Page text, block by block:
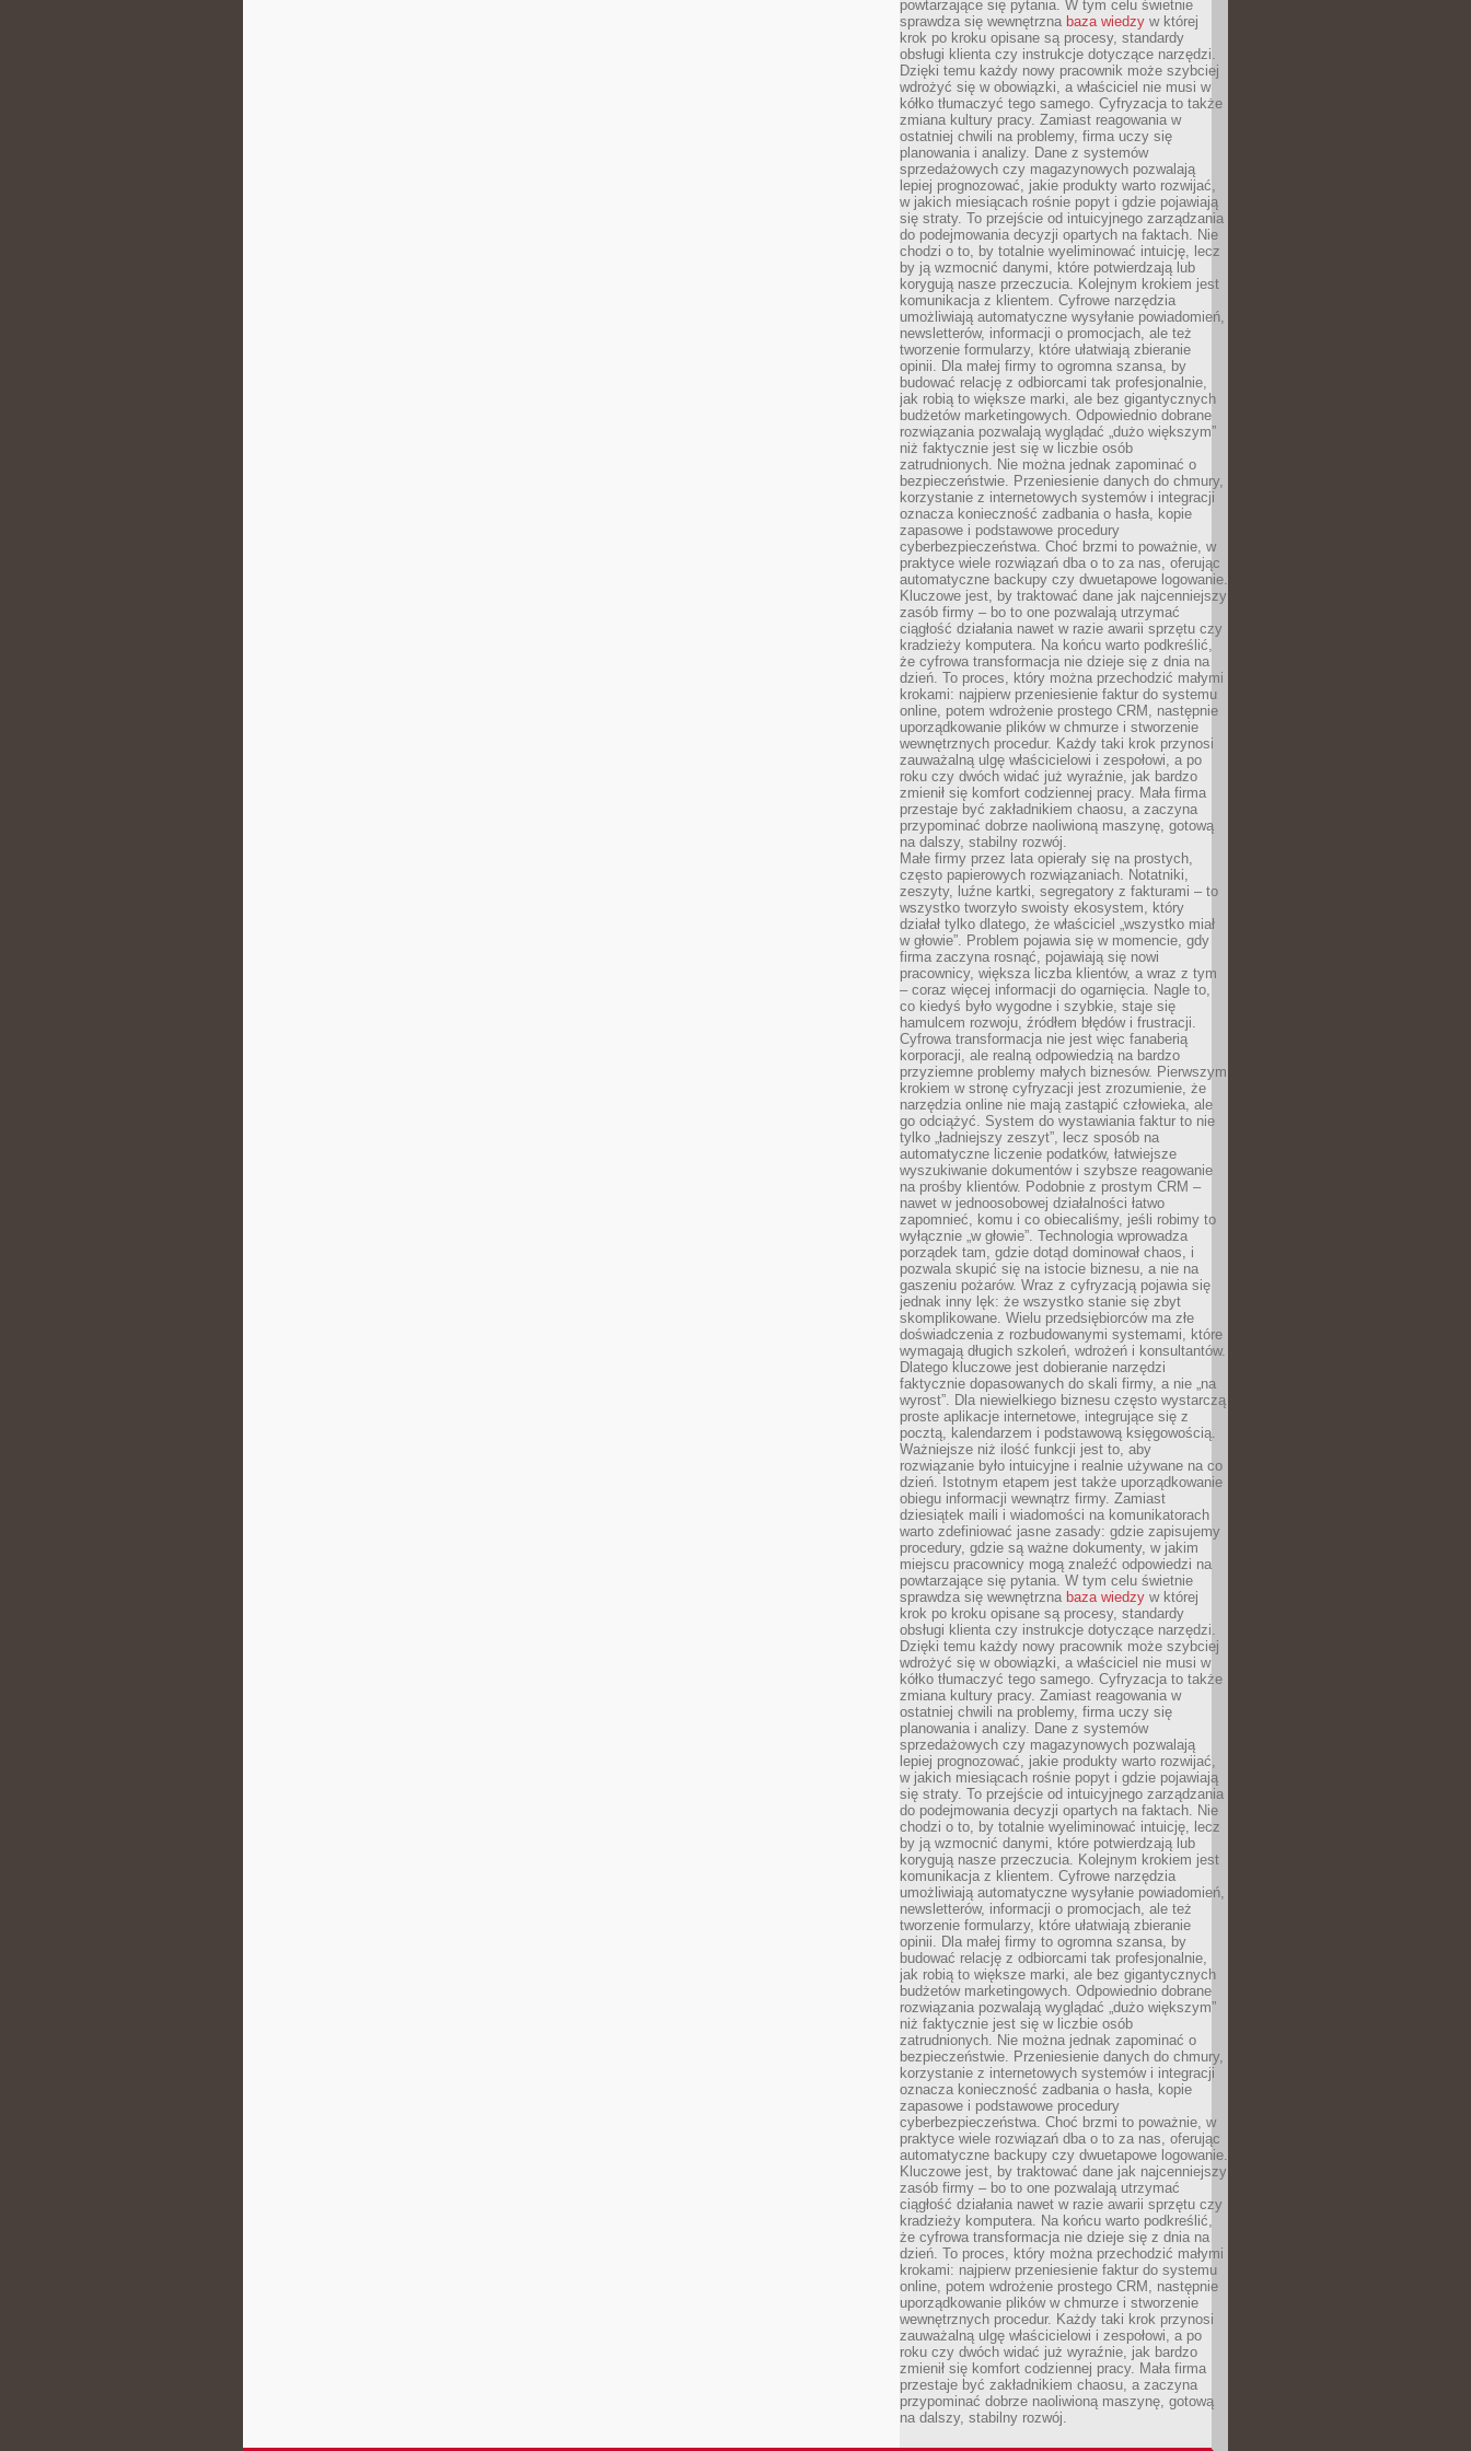
powtarzające się pytania. W tym celu świetnie
sprawdza się wewnętrzna baza wiedzy w której
krok po kroku opisane są procesy, standardy
obsługi klienta czy instrukcje dotyczące narzędzi.
Dzięki temu każdy nowy pracownik może szybciej
wdrożyć się w obowiązki, a właściciel nie musi w
kółko tłumaczyć tego samego. Cyfryzacja to także
zmiana kultury pracy. Zamiast reagowania w
ostatniej chwili na problemy, firma uczy się
planowania i analizy. Dane z systemów
sprzedażowych czy magazynowych pozwalają
lepiej prognozować, jakie produkty warto rozwijać,
w jakich miesiącach rośnie popyt i gdzie pojawiają
się straty. To przejście od intuicyjnego zarządzania
do podejmowania decyzji opartych na faktach. Nie
chodzi o to, by totalnie wyeliminować intuicję, lecz
by ją wzmocnić danymi, które potwierdzają lub
korygują nasze przeczucia. Kolejnym krokiem jest
komunikacja z klientem. Cyfrowe narzędzia
umożliwiają automatyczne wysyłanie powiadomień,
newsletterów, informacji o promocjach, ale też
tworzenie formularzy, które ułatwiają zbieranie
opinii. Dla małej firmy to ogromna szansa, by
budować relację z odbiorcami tak profesjonalnie,
jak robią to większe marki, ale bez gigantycznych
budżetów marketingowych. Odpowiednio dobrane
rozwiązania pozwalają wyglądać „dużo większym”
niż faktycznie jest się w liczbie osób
zatrudnionych. Nie można jednak zapominać o
bezpieczeństwie. Przeniesienie danych do chmury,
korzystanie z internetowych systemów i integracji
oznacza konieczność zadbania o hasła, kopie
zapasowe i podstawowe procedury
cyberbezpieczeństwa. Choć brzmi to poważnie, w
praktyce wiele rozwiązań dba o to za nas, oferując
automatyczne backupy czy dwuetapowe logowanie.
Kluczowe jest, by traktować dane jak najcenniejszy
zasób firmy – bo to one pozwalają utrzymać
ciągłość działania nawet w razie awarii sprzętu czy
kradzieży komputera. Na końcu warto podkreślić,
że cyfrowa transformacja nie dzieje się z dnia na
dzień. To proces, który można przechodzić małymi
krokami: najpierw przeniesienie faktur do systemu
online, potem wdrożenie prostego CRM, następnie
uporządkowanie plików w chmurze i stworzenie
wewnętrznych procedur. Każdy taki krok przynosi
zauważalną ulgę właścicielowi i zespołowi, a po
roku czy dwóch widać już wyraźnie, jak bardzo
zmienił się komfort codziennej pracy. Mała firma
przestaje być zakładnikiem chaosu, a zaczyna
przypominać dobrze naoliwioną maszynę, gotową
na dalszy, stabilny rozwój.
Małe firmy przez lata opierały się na prostych,
często papierowych rozwiązaniach. Notatniki,
zeszyty, luźne kartki, segregatory z fakturami – to
wszystko tworzyło swoisty ekosystem, który
działał tylko dlatego, że właściciel „wszystko miał
w głowie”. Problem pojawia się w momencie, gdy
firma zaczyna rosnąć, pojawiają się nowi
pracownicy, większa liczba klientów, a wraz z tym
– coraz więcej informacji do ogarnięcia. Nagle to,
co kiedyś było wygodne i szybkie, staje się
hamulcem rozwoju, źródłem błędów i frustracji.
Cyfrowa transformacja nie jest więc fanaberią
korporacji, ale realną odpowiedzią na bardzo
przyziemne problemy małych biznesów. Pierwszym
krokiem w stronę cyfryzacji jest zrozumienie, że
narzędzia online nie mają zastąpić człowieka, ale
go odciążyć. System do wystawiania faktur to nie
tylko „ładniejszy zeszyt”, lecz sposób na
automatyczne liczenie podatków, łatwiejsze
wyszukiwanie dokumentów i szybsze reagowanie
na prośby klientów. Podobnie z prostym CRM –
nawet w jednoosobowej działalności łatwo
zapomnieć, komu i co obiecaliśmy, jeśli robimy to
wyłącznie „w głowie”. Technologia wprowadza
porządek tam, gdzie dotąd dominował chaos, i
pozwala skupić się na istocie biznesu, a nie na
gaszeniu pożarów. Wraz z cyfryzacją pojawia się
jednak inny lęk: że wszystko stanie się zbyt
skomplikowane. Wielu przedsiębiorców ma złe
doświadczenia z rozbudowanymi systemami, które
wymagają długich szkoleń, wdrożeń i konsultantów.
Dlatego kluczowe jest dobieranie narzędzi
faktycznie dopasowanych do skali firmy, a nie „na
wyrost”. Dla niewielkiego biznesu często wystarczą
proste aplikacje internetowe, integrujące się z
pocztą, kalendarzem i podstawową księgowością.
Ważniejsze niż ilość funkcji jest to, aby
rozwiązanie było intuicyjne i realnie używane na co
dzień. Istotnym etapem jest także uporządkowanie
obiegu informacji wewnątrz firmy. Zamiast
dziesiątek maili i wiadomości na komunikatorach
warto zdefiniować jasne zasady: gdzie zapisujemy
procedury, gdzie są ważne dokumenty, w jakim
miejscu pracownicy mogą znaleźć odpowiedzi na
powtarzające się pytania. W tym celu świetnie
sprawdza się wewnętrzna baza wiedzy w której
krok po kroku opisane są procesy, standardy
obsługi klienta czy instrukcje dotyczące narzędzi.
Dzięki temu każdy nowy pracownik może szybciej
wdrożyć się w obowiązki, a właściciel nie musi w
kółko tłumaczyć tego samego. Cyfryzacja to także
zmiana kultury pracy. Zamiast reagowania w
ostatniej chwili na problemy, firma uczy się
planowania i analizy. Dane z systemów
sprzedażowych czy magazynowych pozwalają
lepiej prognozować, jakie produkty warto rozwijać,
w jakich miesiącach rośnie popyt i gdzie pojawiają
się straty. To przejście od intuicyjnego zarządzania
do podejmowania decyzji opartych na faktach. Nie
chodzi o to, by totalnie wyeliminować intuicję, lecz
by ją wzmocnić danymi, które potwierdzają lub
korygują nasze przeczucia. Kolejnym krokiem jest
komunikacja z klientem. Cyfrowe narzędzia
umożliwiają automatyczne wysyłanie powiadomień,
newsletterów, informacji o promocjach, ale też
tworzenie formularzy, które ułatwiają zbieranie
opinii. Dla małej firmy to ogromna szansa, by
budować relację z odbiorcami tak profesjonalnie,
jak robią to większe marki, ale bez gigantycznych
budżetów marketingowych. Odpowiednio dobrane
rozwiązania pozwalają wyglądać „dużo większym”
niż faktycznie jest się w liczbie osób
zatrudnionych. Nie można jednak zapominać o
bezpieczeństwie. Przeniesienie danych do chmury,
korzystanie z internetowych systemów i integracji
oznacza konieczność zadbania o hasła, kopie
zapasowe i podstawowe procedury
cyberbezpieczeństwa. Choć brzmi to poważnie, w
praktyce wiele rozwiązań dba o to za nas, oferując
automatyczne backupy czy dwuetapowe logowanie.
Kluczowe jest, by traktować dane jak najcenniejszy
zasób firmy – bo to one pozwalają utrzymać
ciągłość działania nawet w razie awarii sprzętu czy
kradzieży komputera. Na końcu warto podkreślić,
że cyfrowa transformacja nie dzieje się z dnia na
dzień. To proces, który można przechodzić małymi
krokami: najpierw przeniesienie faktur do systemu
online, potem wdrożenie prostego CRM, następnie
uporządkowanie plików w chmurze i stworzenie
wewnętrznych procedur. Każdy taki krok przynosi
zauważalną ulgę właścicielowi i zespołowi, a po
roku czy dwóch widać już wyraźnie, jak bardzo
zmienił się komfort codziennej pracy. Mała firma
przestaje być zakładnikiem chaosu, a zaczyna
przypominać dobrze naoliwioną maszynę, gotową
na dalszy, stabilny rozwój.